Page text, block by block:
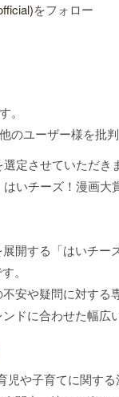
をフォロー
。
ユーザー様を批
定させていただき
いチーズ！漫画大
開する「はいチー
。
安や疑問に対する
ドに合わせた幅広
や子育てに関する